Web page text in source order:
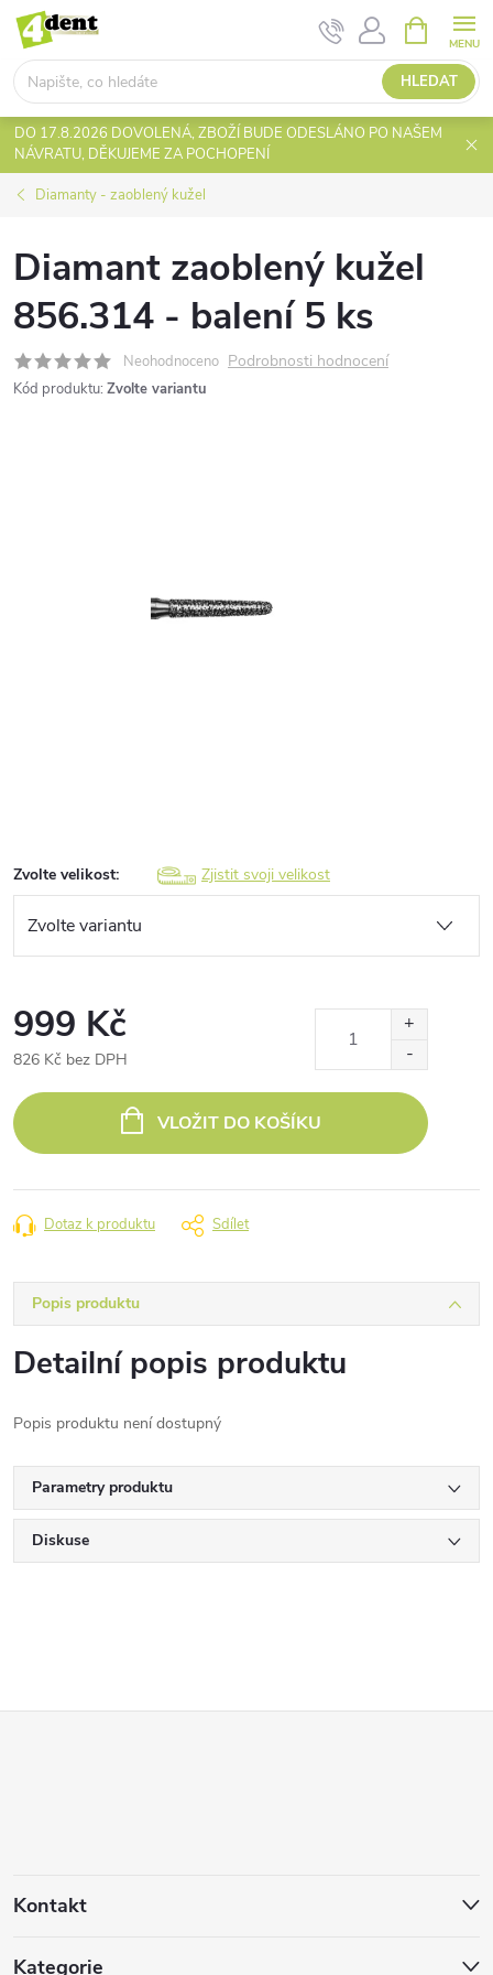
Přejít
obsah
HLEDAT
NÁKUPNÍ
KOŠÍK
DO 17.8.2026 DOVOLENÁ, ZBOŽÍ BUDE ODESLÁNO PO NAŠEM
NÁVRATU, DĚKUJEME ZA POCHOPENÍ
Diamanty - zaoblený kužel
Diamant zaoblený kužel
856.314 - balení 5 ks
Neohodnoceno Podrobnosti hodnocení
Kód produktu: Zvolte variantu
Zvolte velikost: Zjistit svoji velikost
999 Kč
826 Kč bez DPH
cena:
VLOŽIT DO KOŠÍKU
Dotaz k produktu Sdílet
Popis produktu
Detailní popis produktu
Popis produktu není dostupný
Parametry produktu
Diskuse
aKontakt
Kategorie